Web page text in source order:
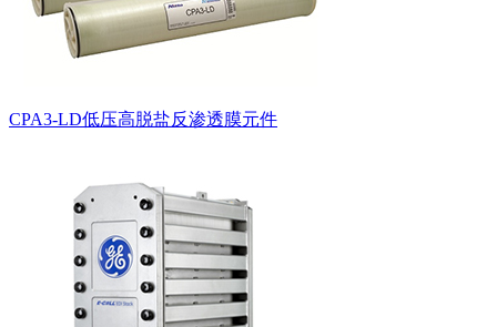
CPA3-LD低压高脱盐反渗透膜元件